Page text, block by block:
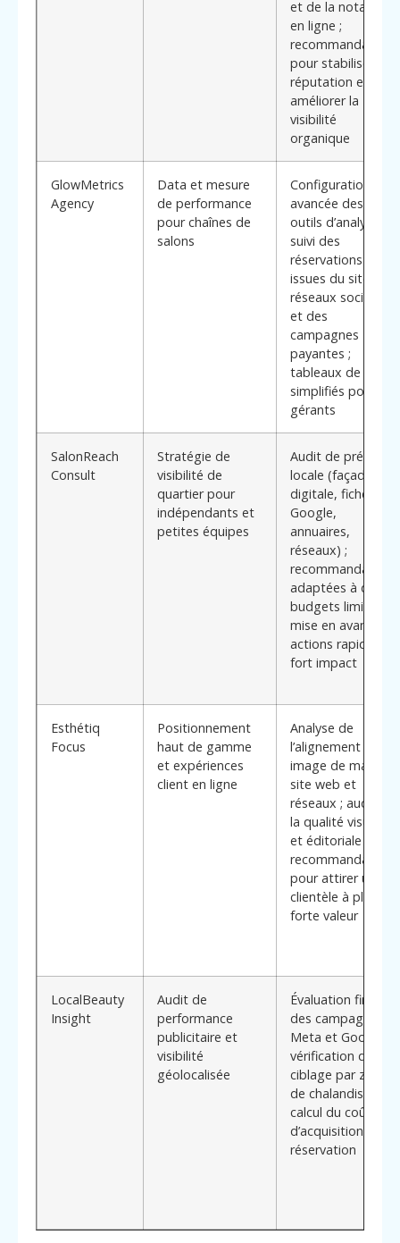
et de la notation
en ligne ;
recommandations
pour stabiliser la
réputation et
améliorer la
visibilité
organique
GlowMetrics
Agency
Data et mesure
de performance
pour chaînes de
salons
Configuration
avancée des
outils d’analytics ;
suivi des
réservations
issues du site, des
réseaux sociaux
et des
campagnes
payantes ;
tableaux de bord
simplifiés pour
gérants
SalonReach
Consult
Stratégie de
visibilité de
quartier pour
indépendants et
petites équipes
Audit de présence
locale (façade
digitale, fiche
Google,
annuaires,
réseaux) ;
recommandations
adaptées à des
budgets limités ;
mise en avant des
actions rapides à
fort impact
Esthétiq
Focus
Positionnement
haut de gamme
et expériences
client en ligne
Analyse de
l’alignement entre
image de marque,
site web et
réseaux ; audit de
la qualité visuelle
et éditoriale ;
recommandations
pour attirer une
clientèle à plus
forte valeur
LocalBeauty
Insight
Audit de
performance
publicitaire et
visibilité
géolocalisée
Évaluation fine
des campagnes
Meta et Google ;
vérification du
ciblage par zones
de chalandise ;
calcul du coût
d’acquisition par
réservation